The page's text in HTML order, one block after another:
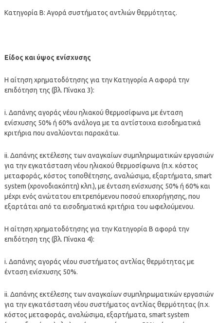
Κατηγορία Β: Αγορά συστήματος αντλιών θερμότητας.
Είδος και ύψος ενίσχυσης
Η αίτηση χρηματοδότησης για την Κατηγορία Α αφορά την
επιδότηση της (βλ. Πίνακα 3):
i. Δαπάνης αγοράς νέου ηλιακού θερμοσίφωνα με ένταση
ενίσχυσης 50% ή 60% ανάλογα με τα αντίστοιχα εισοδηματικά
κριτήρια που αναλύονται παρακάτω.
ii. Δαπάνης εκτέλεσης των αναγκαίων συμπληρωματικών εργασιών
για την εγκατάσταση νέου ηλιακού θερμοσίφωνα (π.χ. κόστος
μεταφοράς, κόστος τοποθέτησης, αναλώσιμα, εξαρτήματα, smart
system (χρονοδιακόπτη) κλπ.), με ένταση ενίσχυσης 50% ή 60% και
μέχρι ενός ανώτατου επιτρεπόμενου ποσού επιχορήγησης, που
εξαρτάται από τα εισοδηματικά κριτήρια του ωφελούμενου.
Η αίτηση χρηματοδότησης για την Κατηγορία Β αφορά την
επιδότηση της (βλ. Πίνακα 4):
i. Δαπάνης αγοράς νέου συστήματος αντλίας θερμότητας με
ένταση ενίσχυσης 50%.
ii. Δαπάνης εκτέλεσης των αναγκαίων συμπληρωματικών εργασιών
για την εγκατάσταση νέου συστήματος αντλίας θερμότητας (π.χ.
κόστος μεταφοράς, αναλώσιμα, εξαρτήματα, smart system